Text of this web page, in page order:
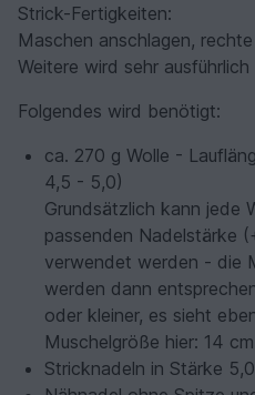
Strick-Fertigkeiten:
Maschen anschlagen,
Weitere wird sehr
Folgendes wird benötigt:
ca. 270 g Wolle -
4,5 - 5,0)
Grundsätzlich kann jede
passenden Nadelstärke
verwendet werden - die
werden dann
oder kleiner, es sieht
Muschelgröße hier: 14
Stricknadeln in Stärke 5,0